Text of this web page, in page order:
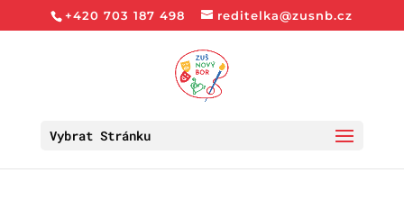
+420 703 187 498 reditelka@zusnb.cz
Vybrat Stránku